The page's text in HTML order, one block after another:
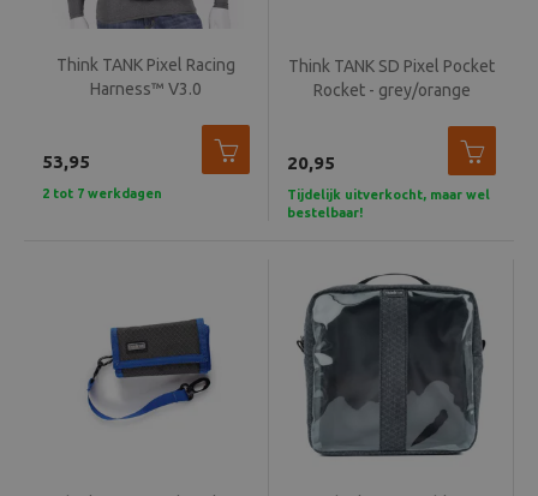
Think TANK Pixel Racing
Harness™ V3.0
53,95
2 tot 7 werkdagen
Think TANK SD Pixel Pocket
Rocket - grey/orange
20,95
Tijdelijk uitverkocht, maar wel
bestelbaar!